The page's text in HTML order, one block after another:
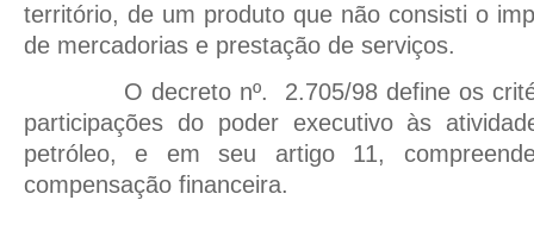
território, de um produto que não consisti o
de mercadorias e prestação de serviços.
O decreto nº.
2.705/98 define os
participações do poder executivo às
petróleo, e em seu artigo 11,
compensação financeira.